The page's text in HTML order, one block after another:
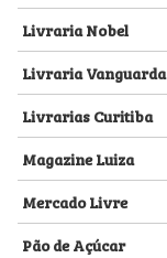
Livraria Nobel
Livraria Vanguarda
Livrarias Curitiba
Magazine Luiza
Mercado Livre
Pão de Açúcar